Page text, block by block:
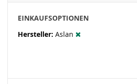
EINKAUFSOPTIONEN
Hersteller Aslan